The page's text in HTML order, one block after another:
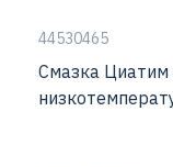
44530465
Смазка Циатим